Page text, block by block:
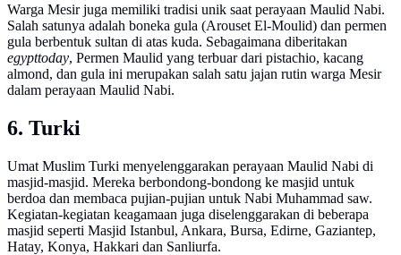
Warga Mesir juga memiliki tradisi unik saat perayaan Maulid Nabi.
Salah satunya adalah boneka gula (Arouset El-Moulid) dan permen
gula berbentuk sultan di atas kuda. Sebagaimana diberitakan
egypttoday, Permen Maulid yang terbuar dari pistachio, kacang
almond, dan gula ini merupakan salah satu jajan rutin warga Mesir
dalam perayaan Maulid Nabi.
6. Turki
Umat Muslim Turki menyelenggarakan perayaan Maulid Nabi di
masjid-masjid. Mereka berbondong-bondong ke masjid untuk
berdoa dan membaca pujian-pujian untuk Nabi Muhammad saw.
Kegiatan-kegiatan keagamaan juga diselenggarakan di beberapa
masjid seperti Masjid Istanbul, Ankara, Bursa, Edirne, Gaziantep,
Hatay, Konya, Hakkari dan Sanliurfa.